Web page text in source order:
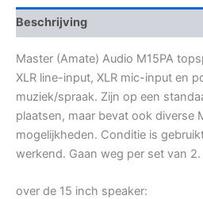
Beschrijving
Master (Amate) Audio M15PA
XLR line-input, XLR mic-input en
muziek/spraak. Zijn op een
plaatsen, maar bevat ook diverse
mogelijkheden. Conditie is
werkend. Gaan weg per set van 2.
over de 15 inch speaker: